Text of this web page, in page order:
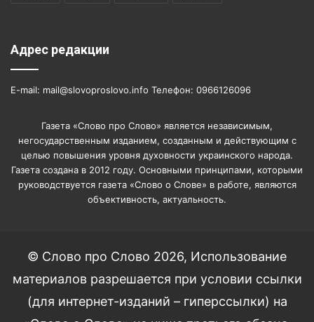
Адрес редакции
E-mail: mail@slovoproslovo.info Телефон: 0966126096
Газета «Слово про Слово» является независимым,
негосударственным изданием, созданным и действующим с
целью повышения уровня духовности украинского народа.
Газета создана в 2012 году. Основными принципами, которыми
руководствуется газета «Слово о Слове» в работе, являются
объективность, актуальность.
© Слово про Слово 2026, Использование
материалов разрешается при условии ссылки
(для интернет-изданий – гиперссылки) на